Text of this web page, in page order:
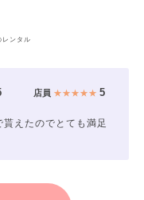
レンタル
店員 ★★★★★5
えたのでとても満足